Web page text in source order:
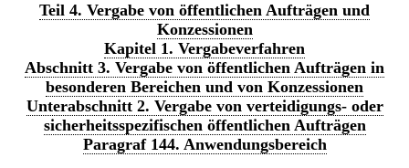
Teil 4. Vergabe von öffentlichen Aufträgen und
Konzessionen
Kapitel 1. Vergabeverfahren
Abschnitt 3. Vergabe von öffentlichen Aufträgen in
besonderen Bereichen und von Konzessionen
Unterabschnitt 2. Vergabe von verteidigungs- oder
sicherheitsspezifischen öffentlichen Aufträgen
Paragraf 144. Anwendungsbereich